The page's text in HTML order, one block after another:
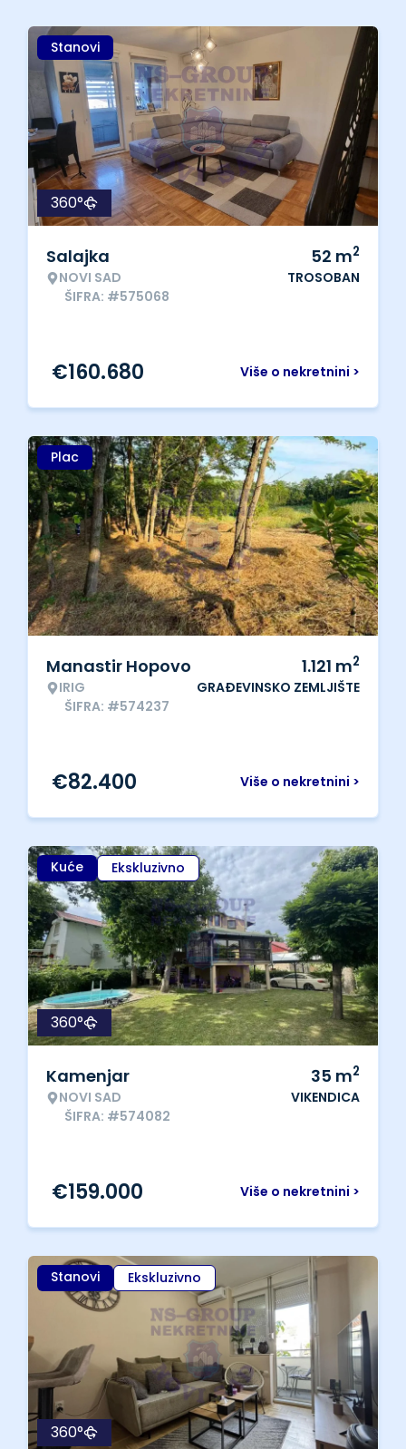
Stanovi
360°
Salajka
NOVI SAD
ŠIFRA: #575068
52 m2
TROSOBAN
Više o nekretnini >
€160.680
Plac
Manastir Hopovo
IRIG
ŠIFRA: #574237
1.121 m2
GRAĐEVINSKO ZEMLJIŠTE
Više o nekretnini >
€82.400
Kuće Ekskluzivno
360°
Kamenjar
NOVI SAD
ŠIFRA: #574082
35 m2
VIKENDICA
Više o nekretnini >
€159.000
Stanovi Ekskluzivno
360°